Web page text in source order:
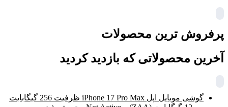
پرفروش ترین محصولات
آخرین محصولاتی که بازدید کردید
گوشی موبایل اپل iPhone 17 Pro Max ظرفیت 256 گیگابایت